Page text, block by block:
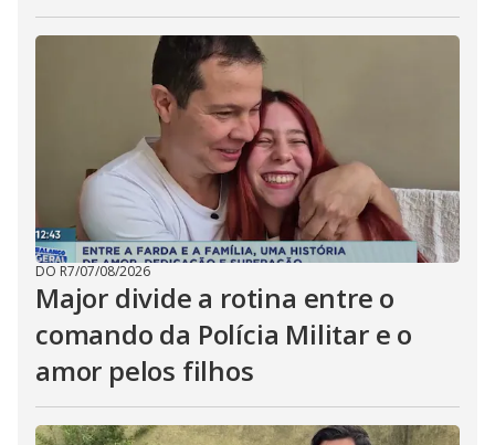
DO R7/07/08/2026
Major divide a rotina entre o
comando da Polícia Militar e o
amor pelos filhos